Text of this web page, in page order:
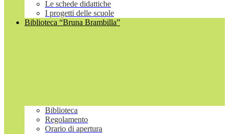
Le schede didattiche
I progetti delle scuole
Biblioteca “Bruna Brambilla”
Biblioteca
Regolamento
Orario di apertura